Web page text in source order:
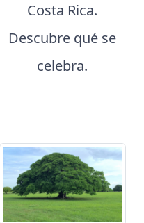
Costa Rica.
Descubre qué se
celebra.